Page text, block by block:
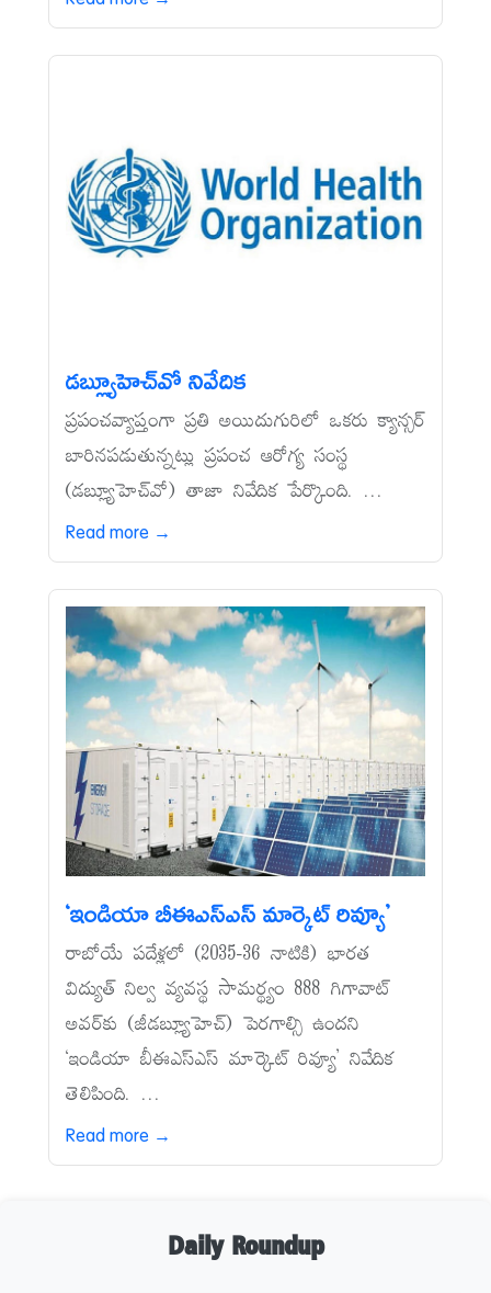
డబ్ల్యూహెచ్‌వో నివేదిక
ప్రపంచవ్యాప్తంగా ప్రతి అయిదుగురిలో ఒకరు క్యాన్సర్‌
బారినపడుతున్నట్లు ప్రపంచ ఆరోగ్య సంస్థ
(డబ్ల్యూహెచ్‌వో) తాజా నివేదిక పేర్కొంది. ...
Read more →
‘ఇండియా బీఈఎస్‌ఎస్‌ మార్కెట్‌ రివ్యూ’
రాబోయే పదేళ్లలో (2035-36 నాటికి) భారత
విద్యుత్‌ నిల్వ వ్యవస్థ సామర్థ్యం 888 గిగావాట్‌
అవర్‌కు (జీడబ్ల్యూహెచ్‌) పెరగాల్సి ఉందని
‘ఇండియా బీఈఎస్‌ఎస్‌ మార్కెట్‌ రివ్యూ’ నివేదిక
తెలిపింది. ...
Read more →
Daily Roundup